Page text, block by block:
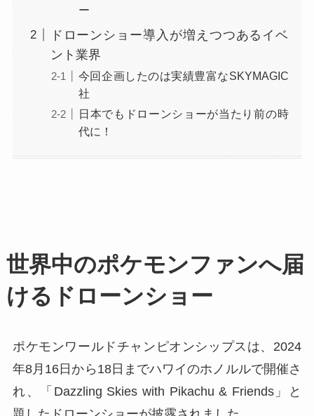
ー
ドローンショー導入が増えつつあるイベ
ント業界
今回企画したのは実績豊富なSKYMAGIC
社
日本でもドローンショーが当たり前の時
代に！
世界中のポケモンファンへ届
けるドローンショー
ポケモンワールドチャンピオンシップスは、2024
年8月16日から18日までハワイのホノルルで開催さ
れ、「Dazzling Skies with Pikachu & Friends」と